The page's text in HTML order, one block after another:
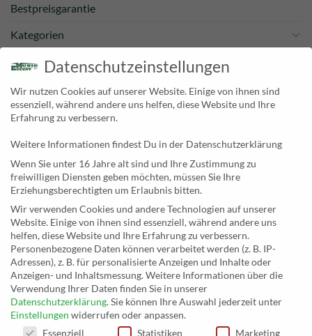
Bestpreisgarantie
Kategorien
Newsletter
KONTAKT
Paulstraße 2a
19249 Lübtheen
Telefon: +493885551353
E-Mail:musikhaus@musiceggert.de
PayPal E-Mail:info@musiceggert.de
Datenschutzeinstellungen
Wir nutzen Cookies auf unserer Website. Einige von ihnen sind
essenziell, während andere uns helfen, diese Website und Ihre
Erfahrung zu verbessern.
Weitere Informationen findest Du in der Datenschutzerklärung
Wenn Sie unter 16 Jahre alt sind und Ihre Zustimmung zu
freiwilligen Diensten geben möchten, müssen Sie Ihre
Erziehungsberechtigten um Erlaubnis bitten.
Wir verwenden Cookies und andere Technologien auf unserer
Website. Einige von ihnen sind essenziell, während andere uns
helfen, diese Website und Ihre Erfahrung zu verbessern.
Personenbezogene Daten können verarbeitet werden (z. B. IP-
Adressen), z. B. für personalisierte Anzeigen und Inhalte oder
Anzeigen- und Inhaltsmessung.Weitere Informationen über die
Verwendung Ihrer Daten finden Sie in unserer
Datenschutzerklärung.Sie können Ihre Auswahl jederzeit unter
Einstellungen widerrufen oder anpassen.
DATENSCHUTZEINSTELLUNGEN
Essenziell Statistiken Marketing